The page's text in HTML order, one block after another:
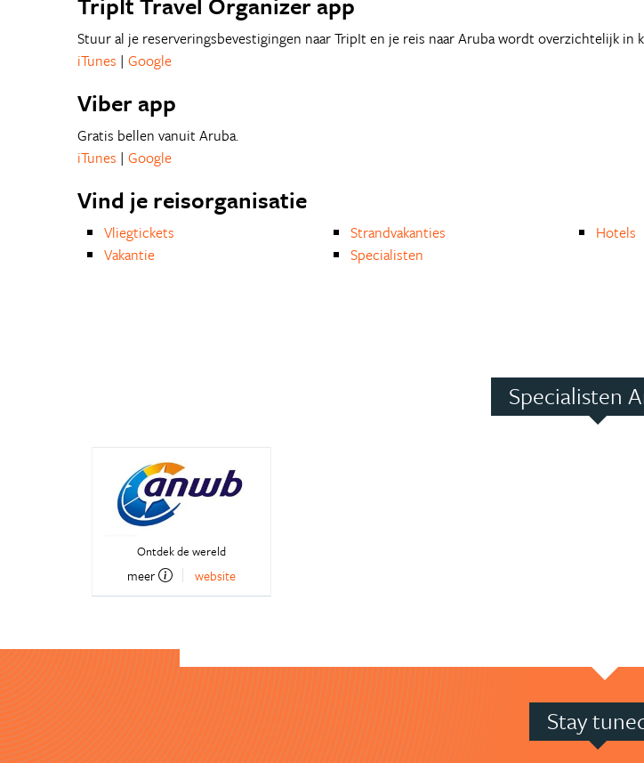
Stuur al je reserveringsbevestigingen naar TripIt en je reis naar Aruba wordt overzichtelijk in
iTunes | Google
Viber app
Gratis bellen vanuit Aruba.
iTunes | Google
Vind je reisorganisatie
Vliegtickets
Vakantie
Strandvakanties
Specialisten
Hotels
Specialisten
Ontdek de wereld
meer website
Stay